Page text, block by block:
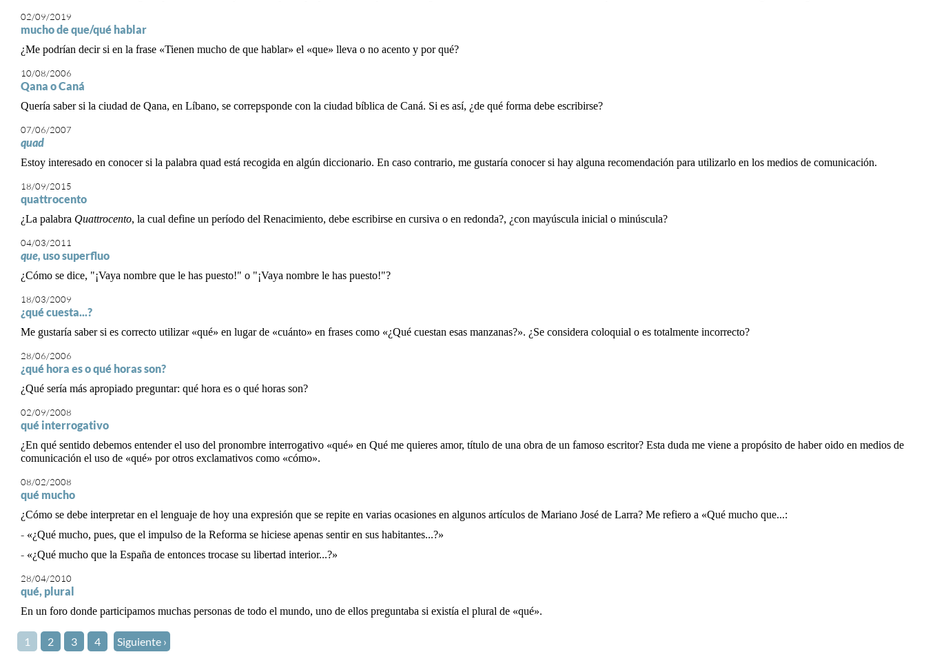
02/09/2019
mucho de que/qué hablar
¿Me podrían decir si en la frase «Tienen mucho de que hablar» el «que» lleva o no acento y por qué?
10/08/2006
Qana o Caná
Quería saber si la ciudad de Qana, en Líbano, se correpsponde con la ciudad bíblica de Caná. Si es así, ¿de qué forma debe escribirse?
07/06/2007
quad
Estoy interesado en conocer si la palabra quad está recogida en algún diccionario. En caso contrario, me gustaría conocer si hay alguna recomendación para utilizarlo en los medios de comunicación.
18/09/2015
quattrocento
¿La palabra Quattrocento, la cual define un período del Renacimiento, debe escribirse en cursiva o en redonda?, ¿con mayúscula inicial o minúscula?
04/03/2011
que, uso superfluo
¿Cómo se dice, "¡Vaya nombre que le has puesto!" o "¡Vaya nombre le has puesto!"?
18/03/2009
¿qué cuesta...?
Me gustaría saber si es correcto utilizar «qué» en lugar de «cuánto» en frases como «¿Qué cuestan esas manzanas?». ¿Se considera coloquial o es totalmente incorrecto?
28/06/2006
¿qué hora es o qué horas son?
¿Qué sería más apropiado preguntar: qué hora es o qué horas son?
02/09/2008
qué interrogativo
¿En qué sentido debemos entender el uso del pronombre interrogativo «qué» en Qué me quieres amor, título de una obra de un famoso escritor? Esta duda me viene a propósito de haber oido en medios de
comunicación el uso de «qué» por otros exclamativos como «cómo».
08/02/2008
qué mucho
¿Cómo se debe interpretar en el lenguaje de hoy una expresión que se repite en varias ocasiones en algunos artículos de Mariano José de Larra? Me refiero a «Qué mucho que...:
- «¿Qué mucho, pues, que el impulso de la Reforma se hiciese apenas sentir en sus habitantes...?»
- «¿Qué mucho que la España de entonces trocase su libertad interior...?»
28/04/2010
qué, plural
En un foro donde participamos muchas personas de todo el mundo, uno de ellos preguntaba si existía el plural de «qué».
1 2 3 4 Siguiente ›